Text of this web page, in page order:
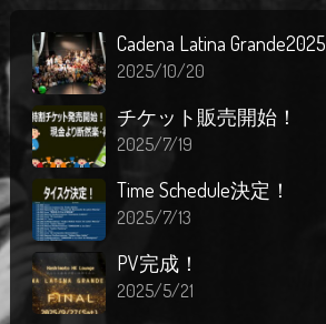
Cadena Latina Grande2025
2025/10/20
チケット販売開始！
2025/7/19
Time Schedule決定！
2025/7/13
PV完成！
2025/5/21